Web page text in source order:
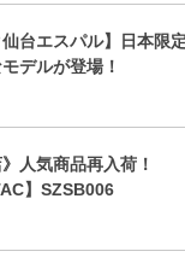
仙台エスパル】日本限
デルが登場！
人気商品再入荷！
】SZSB006